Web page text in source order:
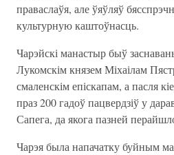
праваслаўя, але ўяўляў
культурную каштоўнасць.
Чарэйскі манастыр быў
Лукомскім князем Міхаілам
смаленскім епіскапам, а пасля
праз 200 гадоў пацвердзіў у
Сапега, да якога пазней
Чарэя была напачатку буйным